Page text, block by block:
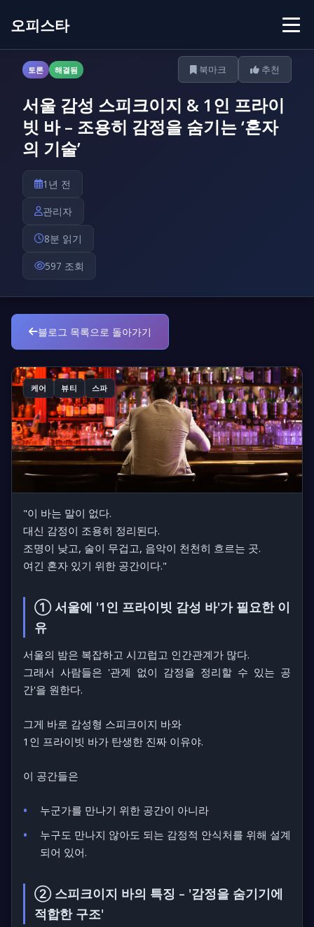
오피스타
토론 해결됨 북마크 추천
서울 감성 스피크이지 & 1인 프라이
빗 바 – 조용히 감정을 숨기는 ‘혼자
의 기술’
1년 전
관리자
8분 읽기
597 조회
블로그 목록으로 돌아가기
케어 뷰티 스파
"이 바는 말이 없다.
대신 감정이 조용히 정리된다.
조명이 낮고, 술이 무겁고, 음악이 천천히 흐르는 곳.
여긴 혼자 있기 위한 공간이다."
① 서울에 '1인 프라이빗 감성 바'가 필요한 이
유
서울의 밤은 복잡하고 시끄럽고 인간관계가 많다.
그래서 사람들은 '관계 없이 감정을 정리할 수 있는 공
간'을 원한다.
그게 바로 감성형 스피크이지 바와
1인 프라이빗 바가 탄생한 진짜 이유야.
이 공간들은
누군가를 만나기 위한 공간이 아니라
누구도 만나지 않아도 되는 감정적 안식처를 위해 설계
되어 있어.
② 스피크이지 바의 특징 – '감정을 숨기기에
적합한 구조'